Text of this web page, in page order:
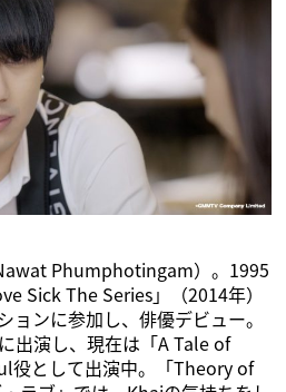
Phumphotingam）。1995
Sick The Series」（2014年）
ョンに参加し、俳優デビュー。
出演し、現在は「A Tale of
役として出演中。「Theory of